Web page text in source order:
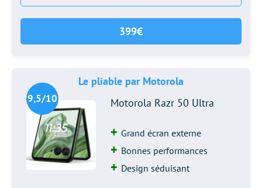
399€
Le pliable par Motorola
9,5/10 Motorola Razr 50 Ultra
Grand écran externe
Bonnes performances
Design séduisant